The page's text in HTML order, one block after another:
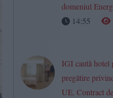
domeniul
14:55
IGI caută hotel
pregătire
UE. Contract